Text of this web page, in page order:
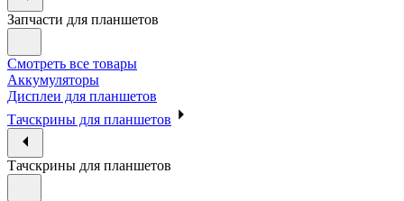
Запчасти для планшетов
Смотреть все товары
Аккумуляторы
Дисплеи для планшетов
Тачскрины для планшетов
Тачскрины для планшетов